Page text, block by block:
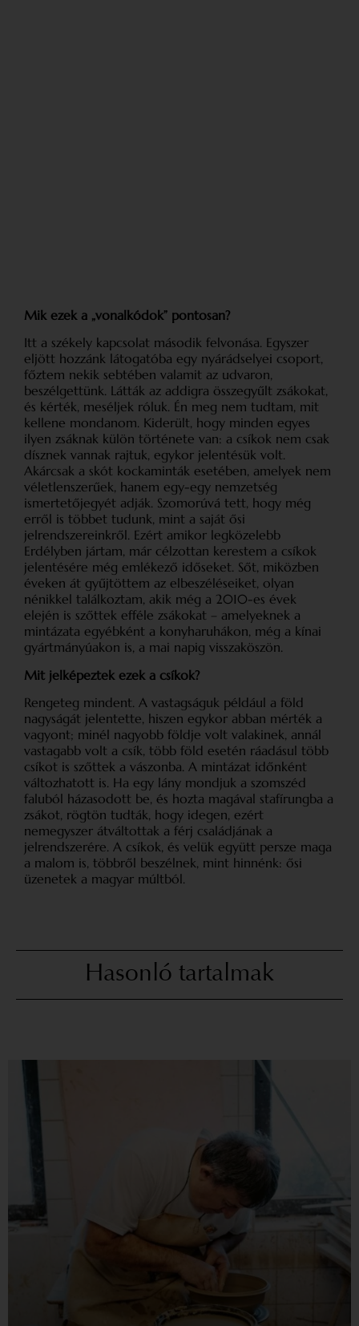
Mik ezek a „vonalkódok” pontosan?
Itt a székely kapcsolat második felvonása. Egyszer
eljött hozzánk látogatóba egy nyárádselyei csoport,
főztem nekik sebtében valamit az udvaron,
beszélgettünk. Látták az addigra összegyűlt zsákokat,
és kérték, meséljek róluk. Én meg nem tudtam, mit
kellene mondanom. Kiderült, hogy minden egyes
ilyen zsáknak külön története van: a csíkok nem csak
dísznek vannak rajtuk, egykor jelentésük volt.
Akárcsak a skót kockaminták esetében, amelyek nem
véletlen­szerűek, hanem egy-egy nemzetség
ismertetőjegyét adják. Szomorúvá tett, hogy még
erről is többet tudunk, mint a saját ősi
jelrendszereinkről. Ezért amikor legköze­lebb
Erdélyben jártam, már célzottan kerestem a csíkok
jelentésére még emlékező időseket. Sőt, miközben
éveken át gyűjtöttem az elbeszéléseiket, olyan
nénikkel találkoztam, akik még a 2010-es évek
elején is szőttek efféle zsákokat – amelyeknek a
mintázata egyébként a konyharuhákon, még a kínai
gyártmányúa­kon is, a mai napig visszaköszön.
Mit jelképeztek ezek a csíkok?
Rengeteg mindent. A vastagságuk például a föld
nagyságát jelentette, hiszen egykor abban mérték a
vagyont; minél nagyobb földje volt valakinek, annál
vastagabb volt a csík, több föld esetén ráadásul több
csíkot is szőttek a vászonba. A mintázat időnként
változhatott is. Ha egy lány mondjuk a szomszéd
faluból házasodott be, és hozta magával stafírungba a
zsákot, rögtön tudták, hogy idegen, ezért
nemegyszer átváltottak a férj családjának a
jelrendszerére. A csíkok, és velük együtt persze maga
a malom is, többről beszélnek, mint hinnénk: ősi
üzenetek a magyar múltból.
Hasonló tartalmak